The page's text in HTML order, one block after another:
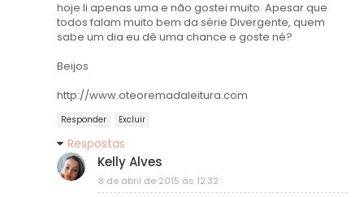
hoje li apenas uma e não gostei muito. Apesar que
todos falam muito bem da série Divergente, quem
sabe um dia eu dê uma chance e goste né?
Beijos
http://www.oteoremadaleitura.com
Responder Excluir
Respostas
Kelly Alves
8 de abril de 2015 às 12:32